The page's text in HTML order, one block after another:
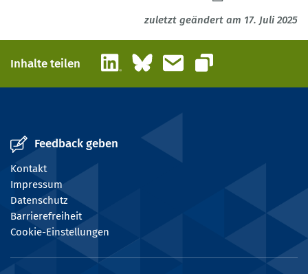
zuletzt geändert am 17. Juli 2025
Inhalte teilen LinkedInBlueskyE-Mail
Link kopieren
Feedback geben
Kontakt
Impressum
Datenschutz
Barrierefreiheit
Cookie-Einstellungen